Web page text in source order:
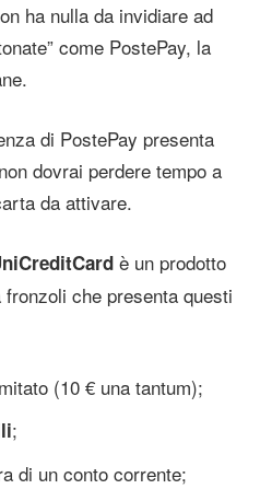
ha nulla da invidiare ad
come PostePay, la
di PostePay presenta
dovrai perdere tempo a
da attivare.
è un prodotto
che presenta questi
(10 € una tantum);
;
di un conto corrente;